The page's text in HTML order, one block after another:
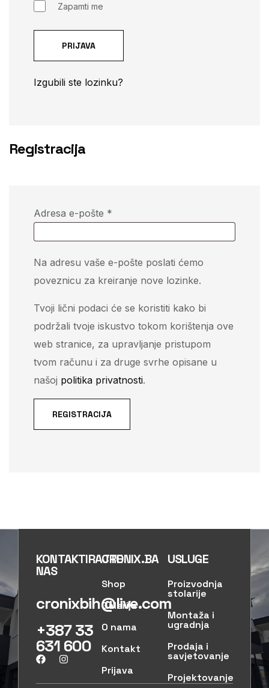
Zapamti me
PRIJAVA
Izgubili ste lozinku?
Registracija
Adresa e-pošte *
Na adresu vaše e-pošte poslati ćemo
poveznicu za kreiranje nove lozinke.
Tvoji lični podaci će se koristiti kako bi
podržali tvoje iskustvo tokom korištenja ove
web stranice, za upravljanje pristupom
tvom računu i za druge svrhe opisane u
našoj politika privatnosti.
REGISTRACIJA
KONTAKTIRAJTE
NAS
cronixbih@live.com
+387 33
631 600
CRONIX.BA
Shop
Galerija
O nama
Kontakt
Prijava
USLUGE
Proizvodnja
stolarije
Montaža i
ugradnja
Prodaja i
savjetovanje
Projektovanje